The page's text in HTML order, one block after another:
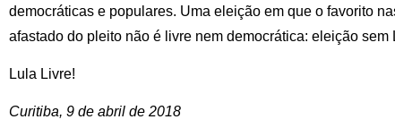
democráticas e populares. Uma eleição em que o favorito
afastado do pleito não é livre nem democrática: eleição sem
Lula Livre!
Curitiba, 9 de abril de 2018